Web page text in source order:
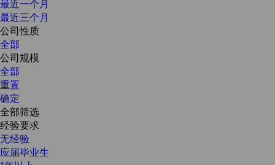
最近一个月
最近三个月
公司性质
全部
公司规模
全部
重置
确定
全部筛选
经验要求
无经验
应届毕业生